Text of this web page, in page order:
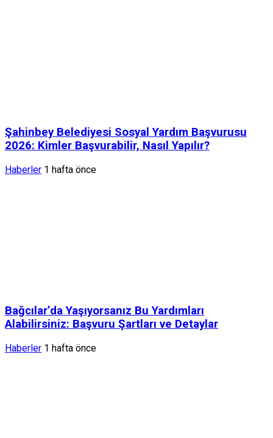
Şahinbey Belediyesi Sosyal Yardım Başvurusu
2026: Kimler Başvurabilir, Nasıl Yapılır?
Haberler 1 hafta önce
Bağcılar’da Yaşıyorsanız Bu Yardımları
Alabilirsiniz: Başvuru Şartları ve Detaylar
Haberler 1 hafta önce